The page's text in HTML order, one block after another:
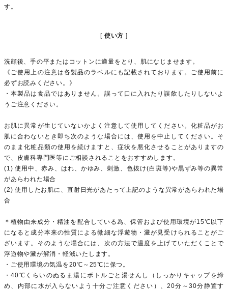
す。
使い方
洗顔後、手の平またはコットンに適量をとり、肌になじませます。
《ご使用上の注意は各製品のラベルにも記載されております。ご使用前に
必ずお読みください。》
・本製品は食品ではありません。誤って口に入れたり誤飲したりしないよ
うご注意ください。
お肌に異常が生じていないかよく注意して使用してください。化粧品がお
肌に合わないとき即ち次のような場合には、使用を中止してください。そ
のまま化粧品類の使用を続けますと、症状を悪化させることがありますの
で、皮膚科専門医等にご相談されることをおすすめします。
(1) 使用中、赤み、はれ、かゆみ、刺激、色抜け(白斑等)や黒ずみ等の異常
があらわれた場合
(2) 使用したお肌に、直射日光があたって上記のような異常があらわれた場
合
＊植物由来成分・精油を配合している為、保管および使用環境が15℃以下
になると成分本来の性質による微細な浮遊物・澱が見受けられることがご
ざいます。そのような場合には、次の方法で温度を上げていただくことで
浮遊物や澱が解消・軽減いたします。
・ご使用環境の気温を20℃～25℃に保つ。
・40℃くらいのぬるま湯にボトルごと湯せんし（しっかりキャップを締
め、内部に水が入らないよう十分ご注意ください）、20分～30分静置す